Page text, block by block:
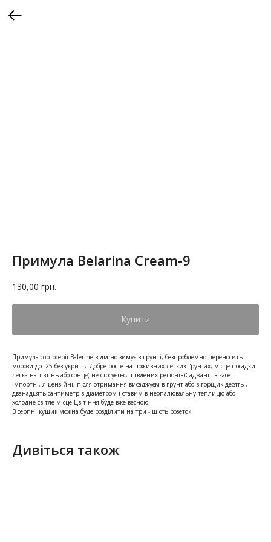
Примула Belarina Cream-9
130,00 грн.
Купити
Примула сортосерії Balerine відміно зимує в грунті, безпроблемно переносить
морози до -25 без укриття.Добре росте на поживних легких ґрунтах, місце посадки
легка напівтінь або сонце( не стосується південих регіонів)Саджанці з касет
імпортні, ліцензійні, після отримання висаджуєм в грунт або в горщик десять ,
дванадцять сантиметрів діаметром і ставим в неопалювальну теплицю або
холодне світле місце.Цвітіння буде вже весною.
В серпні кущик можна буде розділити на три - шість розеток
Дивіться також